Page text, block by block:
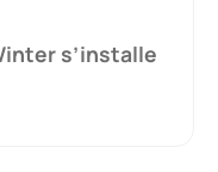
s’installe